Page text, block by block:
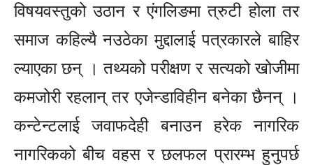
विषयवस्तुको उठान र एंगलिङमा त्रुटी होला तर
समाज कहिल्यै नउठेका मुद्दालाई पत्रकारले बाहिर
ल्याएका छन् । तथ्यको परीक्षण र सत्यको खोजीमा
कमजोरी रहलान् तर एजेन्डाविहीन बनेका छैनन् ।
कन्टेन्टलाई जवाफदेही बनाउन हरेक नागरिक
नागरिकको बीच वहस र छलफल प्रारम्भ हुनुपर्छ